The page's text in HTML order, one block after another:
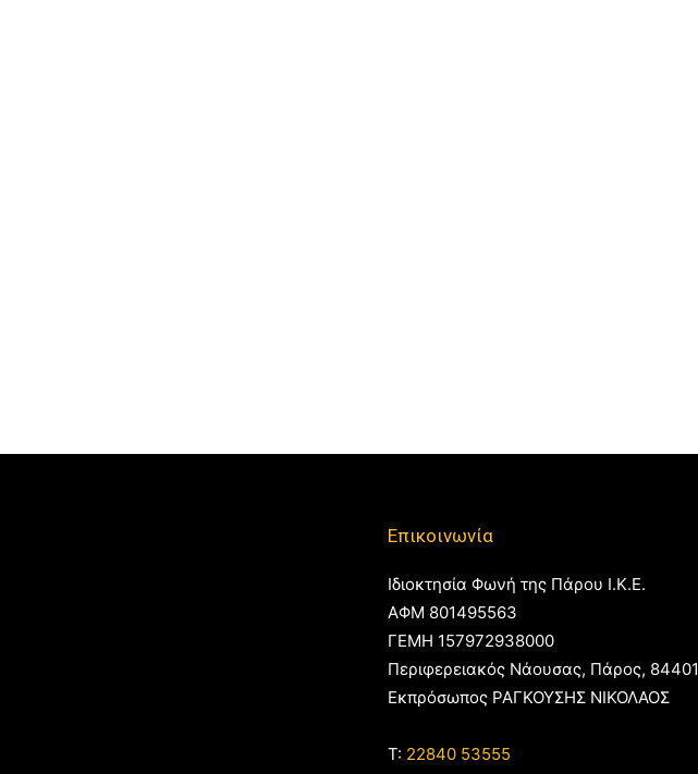
Επικοινωνία
Ιδιοκτησία Φωνή της Πάρου Ι.Κ.Ε.
ΑΦΜ 801495563
ΓΕΜΗ 157972938000
Περιφερειακός Νάουσας, Πάρος, 84401
Εκπρόσωπος ΡΑΓΚΟΥΣΗΣ ΝΙΚΟΛΑΟΣ
T: 22840 53555